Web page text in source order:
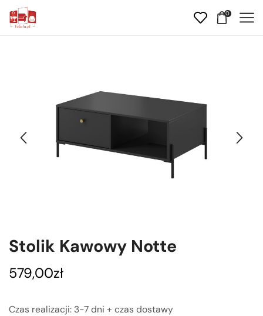
0
Stolik Kawowy Notte
579,00zł
Czas realizacji: 3-7 dni + czas dostawy